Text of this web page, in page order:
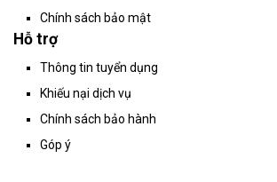
Chính sách bảo mật
Hỗ trợ
Thông tin tuyển dụng
Khiếu nại dịch vụ
Chính sách bảo hành
Góp ý